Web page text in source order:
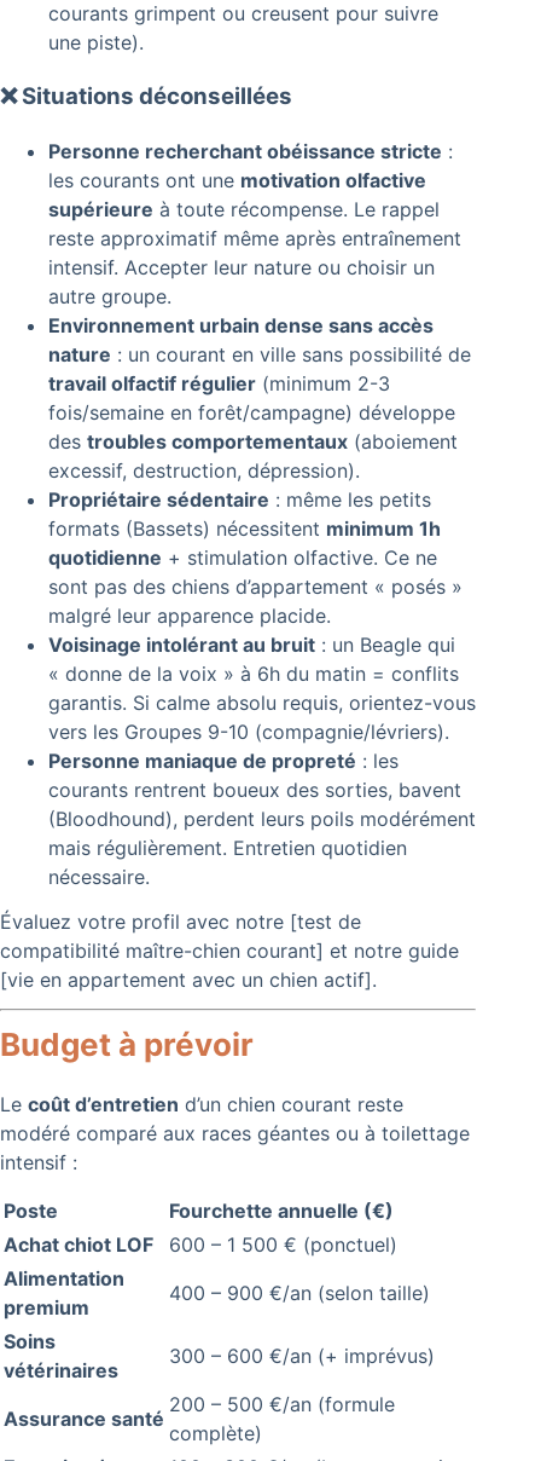
courants grimpent ou creusent pour suivre
une piste).
❌ Situations déconseillées
Personne recherchant obéissance stricte :
les courants ont une motivation olfactive
supérieure à toute récompense. Le rappel
reste approximatif même après entraînement
intensif. Accepter leur nature ou choisir un
autre groupe.
Environnement urbain dense sans accès
nature : un courant en ville sans possibilité de
travail olfactif régulier (minimum 2-3
fois/semaine en forêt/campagne) développe
des troubles comportementaux (aboiement
excessif, destruction, dépression).
Propriétaire sédentaire : même les petits
formats (Bassets) nécessitent minimum 1h
quotidienne + stimulation olfactive. Ce ne
sont pas des chiens d’appartement « posés »
malgré leur apparence placide.
Voisinage intolérant au bruit : un Beagle qui
« donne de la voix » à 6h du matin = conflits
garantis. Si calme absolu requis, orientez-vous
vers les Groupes 9-10 (compagnie/lévriers).
Personne maniaque de propreté : les
courants rentrent boueux des sorties, bavent
(Bloodhound), perdent leurs poils modérément
mais régulièrement. Entretien quotidien
nécessaire.
Évaluez votre profil avec notre [test de
compatibilité maître-chien courant] et notre guide
[vie en appartement avec un chien actif].
Budget à prévoir
Le coût d’entretien d’un chien courant reste
modéré comparé aux races géantes ou à toilettage
intensif :
Poste
Fourchette annuelle (€)
Achat chiot LOF
600 – 1 500 € (ponctuel)
Alimentation
premium
400 – 900 €/an (selon taille)
Soins
vétérinaires
300 – 600 €/an (+ imprévus)
Assurance santé
200 – 500 €/an (formule
complète)